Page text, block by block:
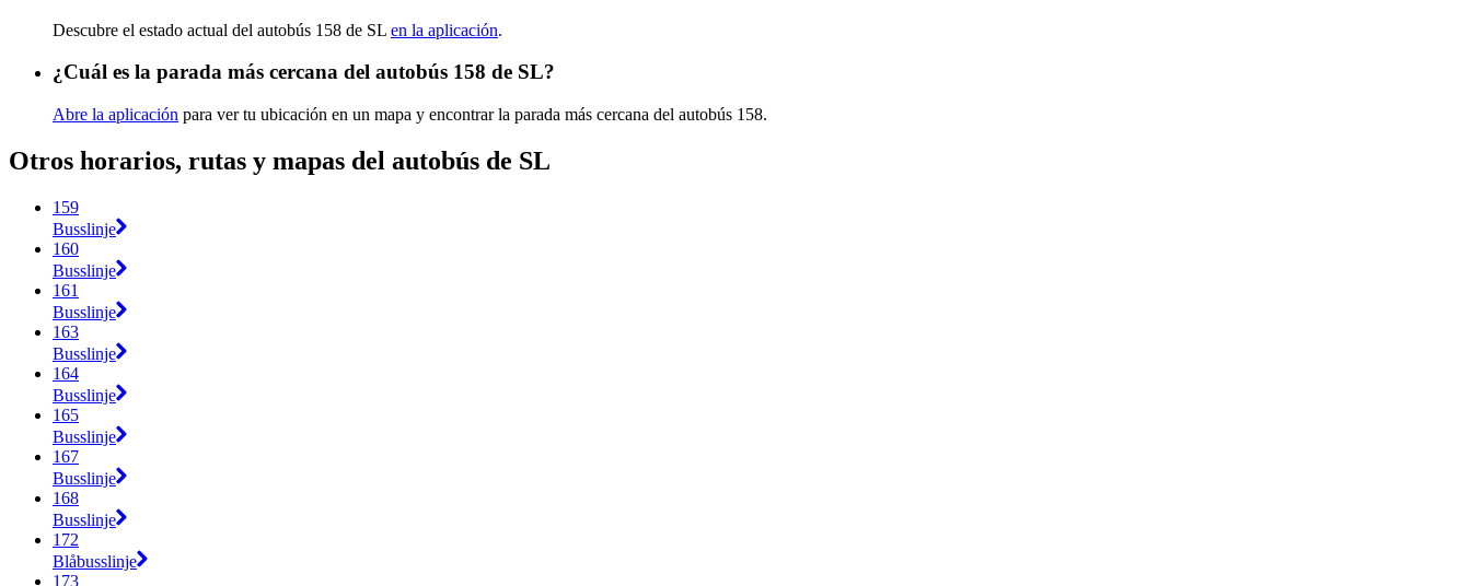
Descubre el estado actual del autobús 158 de SL en la aplicación.
¿Cuál es la parada más cercana del autobús 158 de SL?
Abre la aplicación para ver tu ubicación en un mapa y encontrar la parada más cercana del autobús 158.
Otros horarios, rutas y mapas del autobús de SL
159
Busslinje
160
Busslinje
161
Busslinje
163
Busslinje
164
Busslinje
165
Busslinje
167
Busslinje
168
Busslinje
172
Blåbusslinje
173